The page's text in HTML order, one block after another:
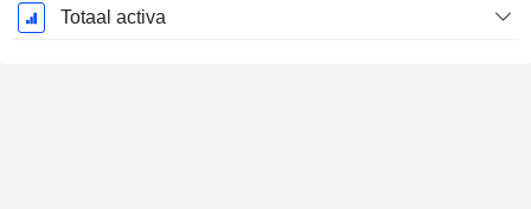
Totaal activa